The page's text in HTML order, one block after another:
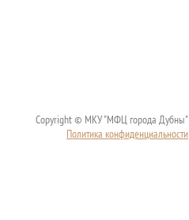
Copyright © МКУ "МФЦ города Дубны"
Политика конфиденциальности